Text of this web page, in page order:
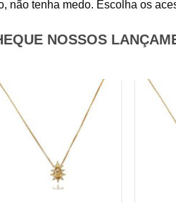
não tenha medo. Escolha os
NOSSOS